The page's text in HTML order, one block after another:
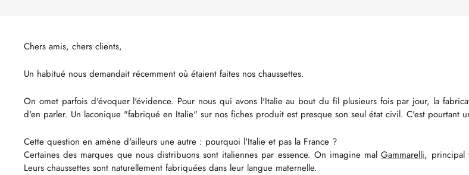
Chers amis, chers clients,
Un habitué nous demandait récemment où étaient faites nos chaussettes.
On omet parfois d'évoquer l'évidence. Pour nous qui avons l'Italie au bout du fil plusieurs fois par jour, la
d'en parler. Un laconique "fabriqué en Italie" sur nos fiches produit est presque son seul état civil. C'est pourtant
Cette question en amène d'ailleurs une autre : pourquoi l'Italie et pas la France ?
Certaines des marques que nous distribuons sont italiennes par essence. On imagine malGammarelli, principal
Leurs chaussettes sont naturellement fabriquées dans leur langue maternelle.